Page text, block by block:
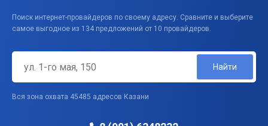
Поиск интернет-провайдеров по своему адресу. Сравните и выберите
самое выгодное из 134 предложений от 10 провайдеров.
Найти
Вся зона охвата 45485 адресов Казани